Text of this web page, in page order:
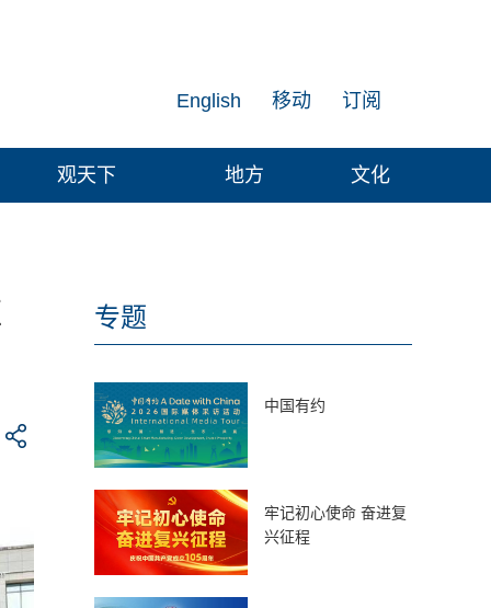
订阅
移动
English
观天下 地方 文化
专题
中国有约
牢记初心使命 奋进复
兴征程